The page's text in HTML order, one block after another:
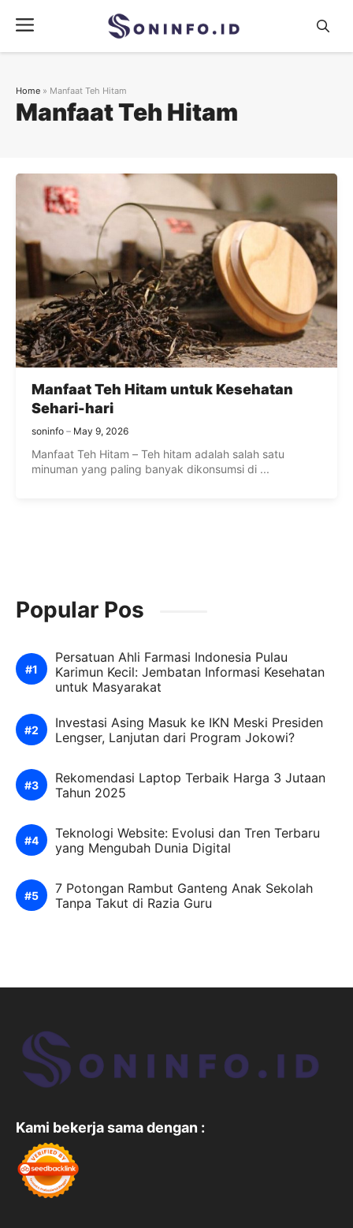
content
Menu
Manfaat Teh Hitam
Home » Manfaat Teh Hitam
Manfaat Teh Hitam untuk Kesehatan
Sehari-hari
soninfo May 9, 2026
Manfaat Teh Hitam – Teh hitam adalah salah satu
minuman yang paling banyak dikonsumsi di ...
Popular Pos
Persatuan Ahli Farmasi Indonesia Pulau
Karimun Kecil: Jembatan Informasi Kesehatan
untuk Masyarakat
Investasi Asing Masuk ke IKN Meski Presiden
Lengser, Lanjutan dari Program Jokowi?
Rekomendasi Laptop Terbaik Harga 3 Jutaan
Tahun 2025
Teknologi Website: Evolusi dan Tren Terbaru
yang Mengubah Dunia Digital
7 Potongan Rambut Ganteng Anak Sekolah
Tanpa Takut di Razia Guru
Kami bekerja sama dengan :